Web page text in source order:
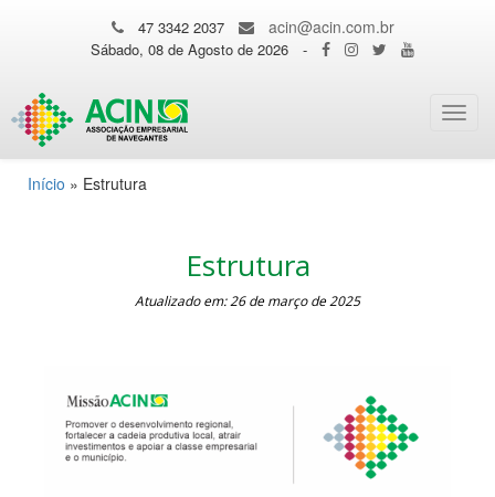
47 3342 2037 acin@acin.com.br
Sábado, 08 de Agosto de 2026 -
Início » Estrutura
Estrutura
Atualizado em: 26 de março de 2025